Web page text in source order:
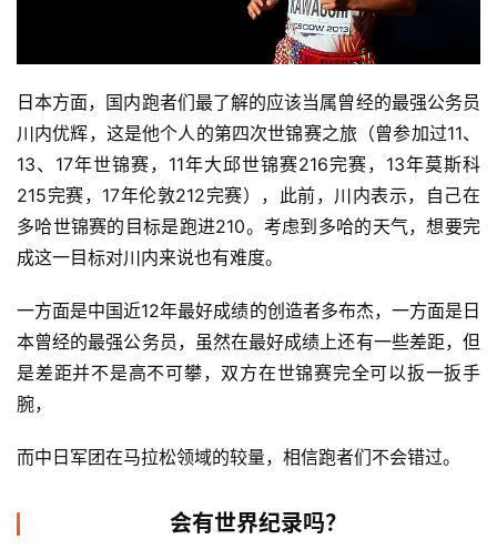
日本方面，国内跑者们最了解的应该当属曾经的最强公务员
川内优辉，这是他个人的第四次世锦赛之旅（曾参加过11、
13、17年世锦赛，11年大邱世锦赛216完赛，13年莫斯科
215完赛，17年伦敦212完赛），此前，川内表示，自己在
多哈世锦赛的目标是跑进210。考虑到多哈的天气，想要完
成这一目标对川内来说也有难度。
一方面是中国近12年最好成绩的创造者多布杰，一方面是日
本曾经的最强公务员，虽然在最好成绩上还有一些差距，但
是差距并不是高不可攀，双方在世锦赛完全可以扳一扳手
腕，
而中日军团在马拉松领域的较量，相信跑者们不会错过。
会有世界纪录吗？